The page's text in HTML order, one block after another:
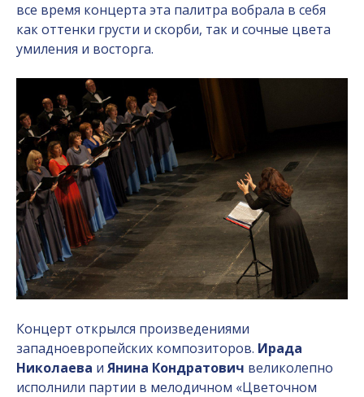
все время концерта эта палитра вобрала в себя
как оттенки грусти и скорби, так и сочные цвета
умиления и восторга.
Концерт открылся произведениями
западноевропейских композиторов. Ирада
Николаева и Янина Кондратович великолепно
исполнили партии в мелодичном «Цветочном